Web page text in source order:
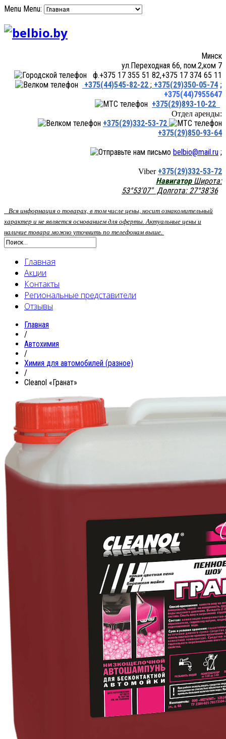
Menu Menu:
Минск
ул.Переходная 66, пом.2,ком 7
ф.+375 17 355 51 82,+375 17 374 65 11
+375(44)545-82-22 ; +375(29)350-05-74 ;
+375(44)7955647
+375(29)893-10-22
Отдел аренды:
+375(29)332-53-72
+375(29)850-93-64
belbio@mail.ru ;
Viber +375(29)332-53-72
НавигаторШирота:
53°53'07" Долгота: 27°38'36
Вся информация о товарах, в том числе цены, носит ознакомительный
характер и не является основанием для оферты. Актуальные цены и
наличие товара можно уточнить по телефонам выше.
Главная
Акции
Контакты
Региональные представители
Отзывы
Главная
/
Автохимия
/
Химия для автомобилей (разное)
/
Cleanol «Гранат»